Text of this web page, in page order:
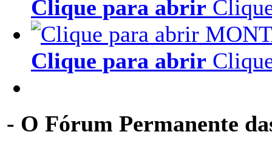
Clique para abrir
Clique para abrir
- O Fórum Permanente